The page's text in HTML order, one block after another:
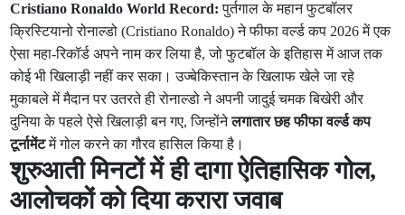
Cristiano Ronaldo World Record: पुर्तगाल के महान फुटबॉलर
क्रिस्टियानो रोनाल्डो (Cristiano Ronaldo) ने फीफा वर्ल्ड कप 2026 में एक
ऐसा महा-रिकॉर्ड अपने नाम कर लिया है, जो फुटबॉल के इतिहास में आज तक
कोई भी खिलाड़ी नहीं कर सका। उज्बेकिस्तान के खिलाफ खेले जा रहे
मुकाबले में मैदान पर उतरते ही रोनाल्डो ने अपनी जादुई चमक बिखेरी और
दुनिया के पहले ऐसे खिलाड़ी बन गए, जिन्होंनेलगातार छह फीफा वर्ल्ड कप
टूर्नामेंटमें गोल करने का गौरव हासिल किया है।
शुरुआती मिनटों में ही दागा ऐतिहासिक गोल,
आलोचकों को दिया करारा जवाब